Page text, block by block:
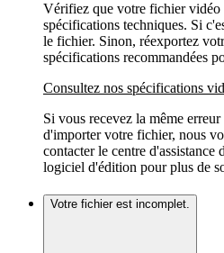
Vérifiez que votre fichier vidéo
spécifications techniques. Si
le fichier. Sinon, réexportez
spécifications recommandées
Consultez nos spécifications
Si vous recevez la même
d'importer votre fichier, nous
contacter le centre d'assistance
logiciel d'édition pour plus de
Votre fichier est incomplet.